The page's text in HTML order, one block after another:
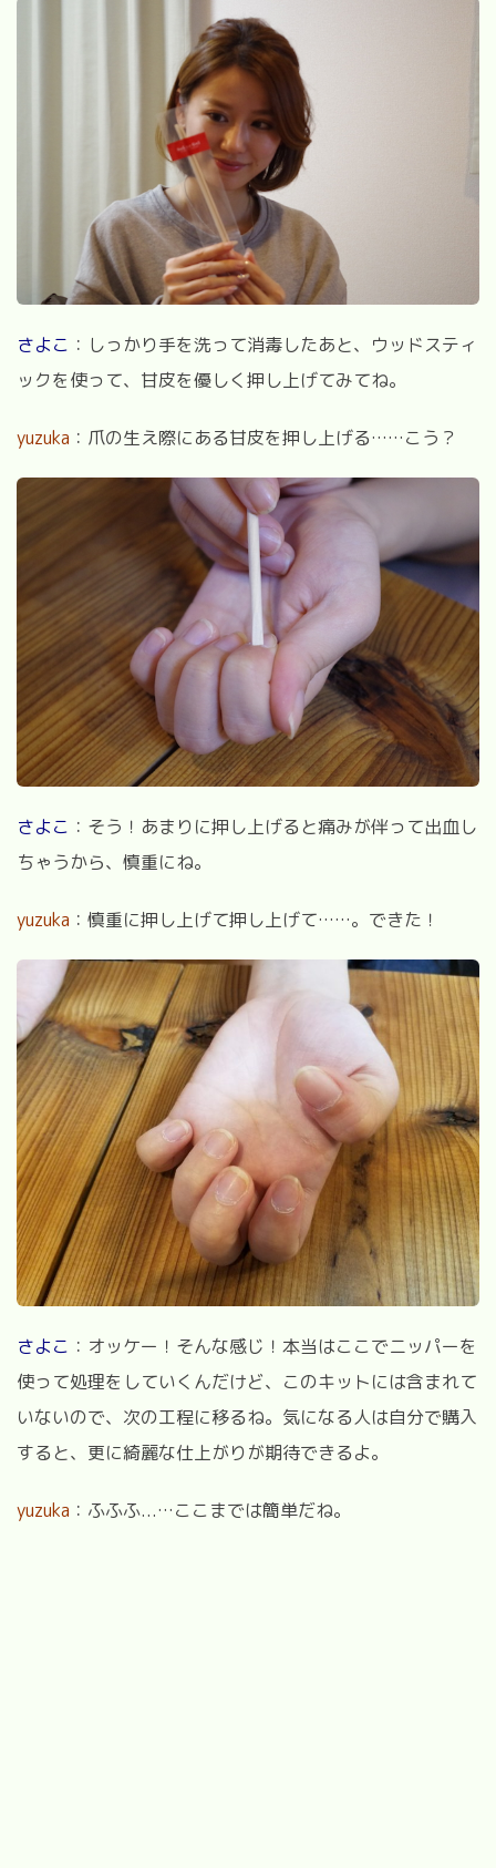
さよこ ：しっかり手を洗って消毒したあと、ウッドスティ
ックを使って、甘皮を優しく押し上げてみてね。
yuzuka ：爪の生え際にある甘皮を押し上げる……こう？
さよこ ：そう！あまりに押し上げると痛みが伴って出血し
ちゃうから、慎重にね。
yuzuka ：慎重に押し上げて押し上げて……。できた！
さよこ ：オッケー！そんな感じ！本当はここでニッパーを
使って処理をしていくんだけど、このキットには含まれて
いないので、次の工程に移るね。気になる人は自分で購入
すると、更に綺麗な仕上がりが期待できるよ。
yuzuka ：ふふふ...…ここまでは簡単だね。